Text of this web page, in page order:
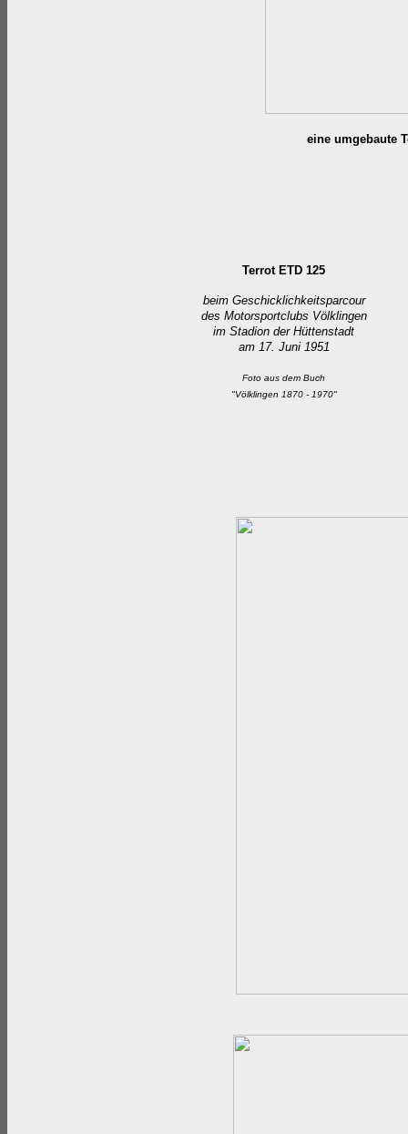
eine
Terrot ETD 125
beim Geschicklichkeitsparcour
des Motorsportclubs Völklingen
im Stadion der Hüttenstadt
am 17. Juni 1951
Foto aus dem Buch
"Völklingen 1870 - 1970"